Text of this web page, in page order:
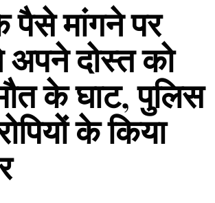
पैसे मांगने पर
दोस्त को
के घाट, पुलिस
के किया